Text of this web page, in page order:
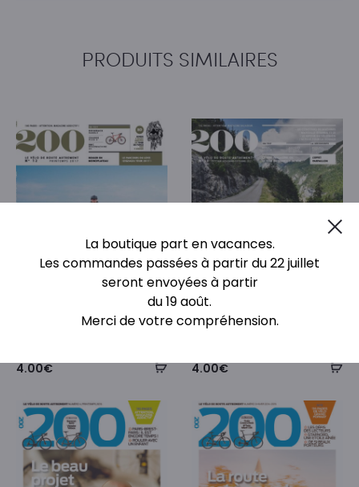
PRODUITS SIMILAIRES
4.00€
4.00€
La boutique part en vacances.
Les commandes passées à partir du 22 juillet
seront envoyées à partir
du 19 août.
Merci de votre compréhension.